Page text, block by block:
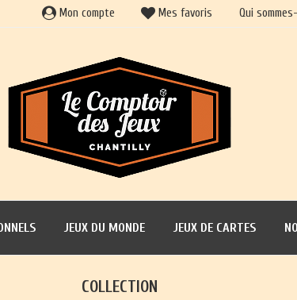
JEUX DU MONDE JEUX DE CARTES
COLLECTION
Mon compte Mes favoris Qui